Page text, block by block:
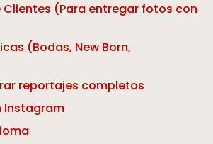
Clientes (Para entregar fotos con
(Bodas, New Born,
reportajes completos
Instagram